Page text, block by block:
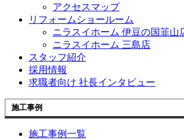
アクセスマップ
リフォームショールーム
ニラスイホーム 伊豆の国韮山
ニラスイホーム 三島店
スタッフ紹介
採用情報
求職者向け 社長インタビュー
施工事例
施工事例一覧